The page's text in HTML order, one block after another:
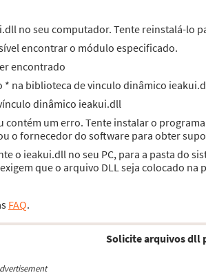
no seu computador. Tente reinstalá-lo
encontrar o módulo especificado.
encontrado
na biblioteca de vinculo dinâmico
dinâmico ieakui.dll
um erro. Tente instalar o
o fornecedor do software para obter
o ieakui.dll no seu PC, para a pasta do
que o arquivo DLL seja colocado na
FAQ.
Solicite arquivos dll